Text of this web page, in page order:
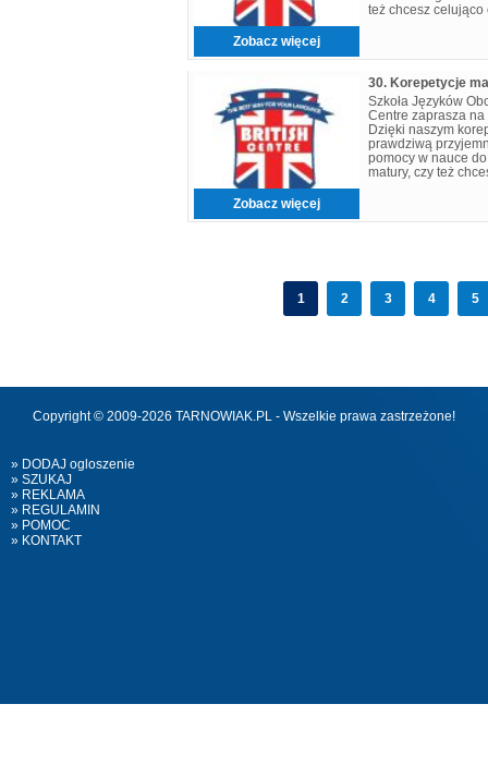
Zobacz więcej
też chcesz celująco
Zobacz więcej
30. Korepetycje
Szkoła Języków
Centre zaprasza
Dzięki naszym
prawdziwą
pomocy w nauce
matury, czy też
1 2 3 4 5
Copyright © 2009-2026 TARNOWIAK.PL - Wszelkie prawa zastrzeżone!
» DODAJ ogloszenie
» SZUKAJ
» REKLAMA
» REGULAMIN
» POMOC
» KONTAKT